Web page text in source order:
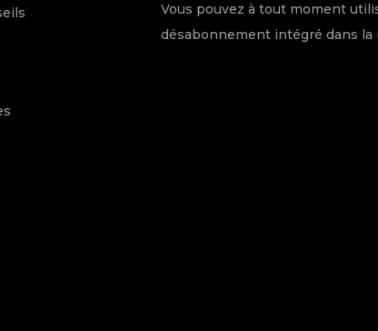
Vous pouvez à tout moment
désabonnement intégré dans la